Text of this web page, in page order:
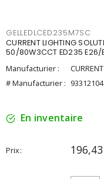
GELLEDLCED235M7SC
CURRENT LIGHTING
50/80W3CCT ED235 E26/
Manufacturier :
# Manufacturier : 93312104
En inventaire
Prix